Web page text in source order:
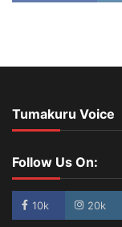
Tumakuru Voice
Follow Us On:
10k 20k